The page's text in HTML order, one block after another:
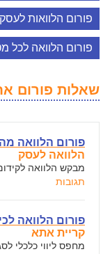
פורום הלוואות
פורום הלוואה לכל
שאלות פורום
פורום הלוואה
הלוואה לעסק
מבקש הלוואה
תגובות
פורום הלוואה
קריית אתא
מחפס ליווי כלכלי